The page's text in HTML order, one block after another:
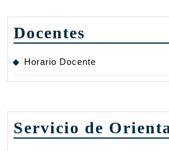
Docentes
Horario Docente
Servicio de